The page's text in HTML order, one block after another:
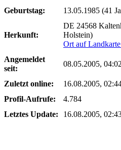
Geburtstag:
13.05.1985 (41
Herkunft:
DE 24568
Holstein)
Ort auf
Angemeldet
seit:
08.05.2005,
Zuletzt online:
16.08.2005,
Profil-Aufrufe:
4.784
Letztes Update:
16.08.2005,